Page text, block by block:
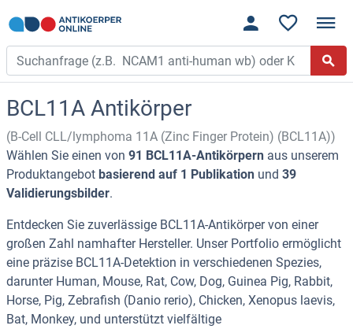
BCL11A Antikörper
(B-Cell CLL/lymphoma 11A (Zinc Finger Protein) (BCL11A))
Wählen Sie einen von 91 BCL11A-Antikörpern aus unserem
Produktangebot basierend auf 1 Publikation und 39
Validierungsbilder.
Entdecken Sie zuverlässige BCL11A-Antikörper von einer
großen Zahl namhafter Hersteller. Unser Portfolio ermöglicht
eine präzise BCL11A-Detektion in verschiedenen Spezies,
darunter Human, Mouse, Rat, Cow, Dog, Guinea Pig, Rabbit,
Horse, Pig, Zebrafish (Danio rerio), Chicken, Xenopus laevis,
Bat, Monkey, und unterstützt vielfältige